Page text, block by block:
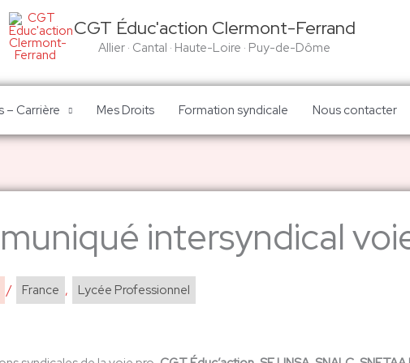
CGT Éduc'action Clermont-Ferrand
Allier · Cantal · Haute-Loire · Puy-de-Dôme
– Carrière Mes Droits Formation syndicale Nous contacter
intersyndical
/ France , Lycée Professionnel